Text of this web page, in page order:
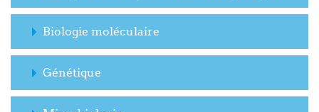
Biologie moléculaire
Génétique